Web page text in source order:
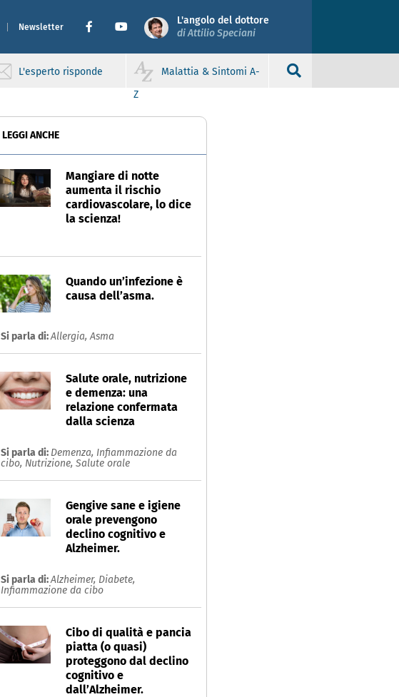
Newsletter
L'angolo del dottore
di Attilio Speciani
L'esperto risponde
Malattia & Sintomi A-
Z
LEGGI ANCHE
Mangiare di notte
aumenta il rischio
cardiovascolare, lo dice
la scienza!
Quando un’infezione è
causa dell’asma.
Si parla di:Allergia,Asma
Salute orale, nutrizione
e demenza: una
relazione confermata
dalla scienza
Si parla di: Demenza, Infiammazione da
cibo, Nutrizione, Salute orale
Gengive sane e igiene
orale prevengono
declino cognitivo e
Alzheimer.
Si parla di:Alzheimer, Diabete,
Infiammazione da cibo
Cibo di qualità e pancia
piatta (o quasi)
proteggono dal declino
cognitivo e
dall’Alzheimer.